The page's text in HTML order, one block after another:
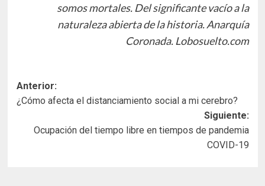
somos mortales. Del significante vacío a la
naturaleza abierta de la historia. Anarquía
Coronada. Lobosuelto.com
Navegación
de
entradas
Anterior:
¿Cómo afecta el distanciamiento social a mi cerebro?
Siguiente:
Ocupación del tiempo libre en tiempos de pandemia
COVID-19